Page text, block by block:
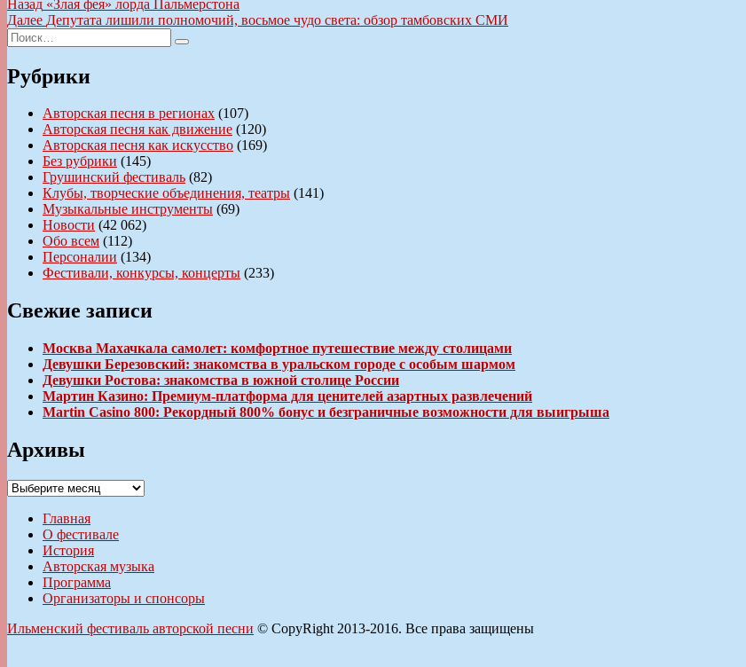
Навигация
по
записям
Назад
запись:
«Злая фея» лорда Пальмерстона
Далее Следующая
Депутата лишили полномочий, восьмое чудо света: обзор тамбовских СМИ
Искать:
Поиск
Рубрики
Авторская песня в регионах (107)
Авторская песня как движение (120)
Авторская песня как искусство (169)
Без рубрики (145)
Грушинский фестиваль (82)
Клубы, творческие объединения, театры (141)
Музыкальные инструменты (69)
Новости (42 062)
Обо всем (112)
Персоналии (134)
Фестивали, конкурсы, концерты (233)
Свежие записи
Москва Махачкала самолет: комфортное путешествие между столицами
Девушки Березовский: знакомства в уральском городе с особым шармом
Девушки Ростова: знакомства в южной столице России
Мартин Казино: Премиум-платформа для ценителей азартных развлечений
Martin Casino 800: Рекордный 800% бонус и безграничные возможности для выигрыша
Архивы
Архивы
Главная
О фестивале
История
Авторская музыка
Программа
Организаторы и спонсоры
Ильменский фестиваль авторской песни © CopyRight 2013-2016. Все права защищены